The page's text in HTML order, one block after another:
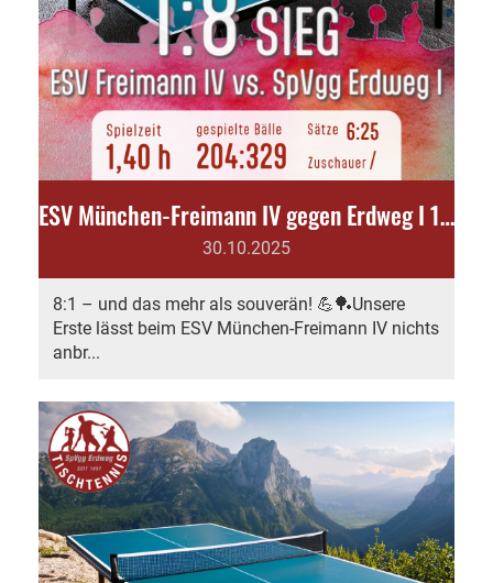
ESV München-Freimann IV gegen Erdweg I 1:8
30.10.2025
8:1 – und das mehr als souverän! 💪🏓Unsere
Erste lässt beim ESV München-Freimann IV nichts
anbr...